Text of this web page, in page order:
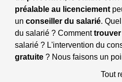
préalable au licenciement
un conseiller du salarié.
du salarié ? Commenttrouver
salarié ? L'intervention du
gratuite ? Nous faisons un
Tout